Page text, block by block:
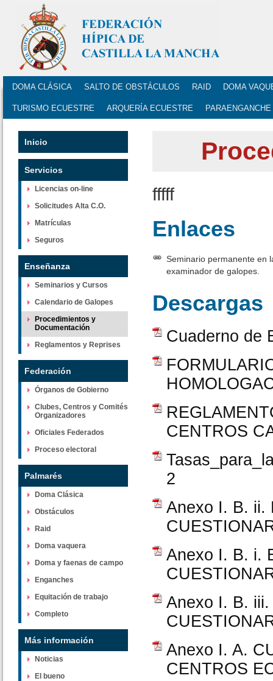
DOMA CLÁSICA SALTO DE OBSTÁCULOS RAID DOMA
TURISMO ECUESTRE ARQUERÍA ECUESTRE PARAENGANCHE
Inicio
Servicios
Licencias on-line
Solicitudes Alta C.O.
Matrículas
Seguros
Enseñanza
Seminarios y Cursos
Calendario de Galopes
Procedimientos y
Documentación
Reglamentos y Reprises
Federación
Órganos de Gobierno
Clubes, Centros y Comités
Organizadores
Oficiales Federados
Proceso electoral
Palmarés
Doma Clásica
Obstáculos
Raid
Doma vaquera
Doma y faenas de campo
Enganches
Equitación de trabajo
Completo
Más información
Noticias
El bueno
fffff
Enlaces
Seminario permanente en
examinador de galopes.
Descargas
Cuaderno de
CENTROS
2
Anexo I. B. ii.
Anexo I. B. i.
Anexo I. B.
Anexo I. A.
CENTROS